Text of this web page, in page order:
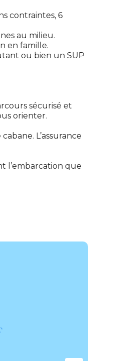
contraintes, 6
au milieu.
en famille.
ou bien un SUP
sécurisé et
orienter.
L’assurance
l’embarcation que